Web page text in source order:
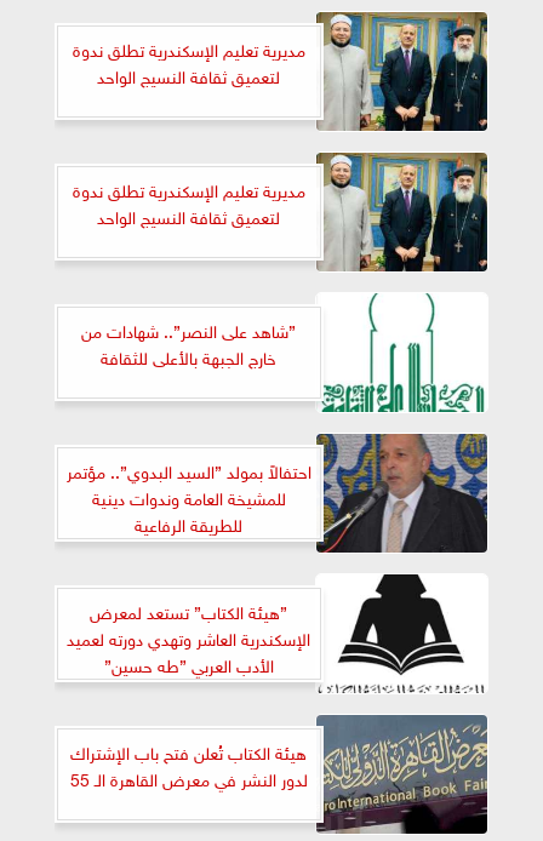
مديرية تعليم الإسكندرية تطلق ندوة
لتعميق ثقافة النسيج الواحد
مديرية تعليم الإسكندرية تطلق ندوة
لتعميق ثقافة النسيج الواحد
”شاهد على النصر”.. شهادات من
خارج الجبهة بالأعلى للثقافة
احتفالاً بمولد ”السيد البدوي”.. مؤتمر
للمشيخة العامة وندوات دينية
للطريقة الرفاعية
”هيئة الكتاب” تستعد لمعرض
الإسكندرية العاشر وتهدي دورته لعميد
الأدب العربي ”طه حسين”
هيئة الكتاب تُعلن فتح باب الإشتراك
لدور النشر في معرض القاهرة الـ 55